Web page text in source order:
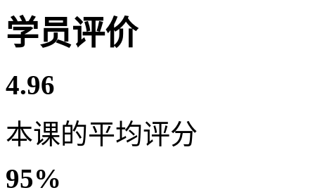
学员评价
4.96
本课的平均评分
95%